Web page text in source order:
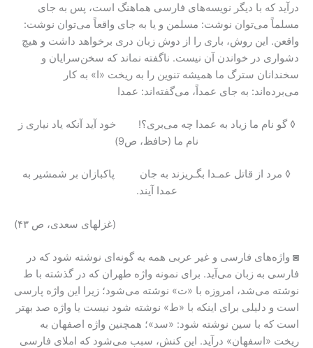
درآید که با دیگر نویسه‌های فارسی هماهنگ است، پس به جای
مسلماً می‌توان نوشت: مسلمن و یا به جای واقعاً می‌توان نوشت:
واقعن. این روش، باری را از دوش زبان دری برخواهد داشت و هیچ
دشواری در خواندن آن نیست. ناگفته نماند که سخن‌سرایان و
سخندانان سترگ ما همیشه تنوین را به ریخت «ا» به کار
می‌برده‌اند: به جای عمداً، می‌گفته‌اند: عمدا
◊ گو نام ما زیاد به عمدا چه می‌بری؟! خود آید آنکه یاد نیاری ز
نام ما (حافظ، ص9)
◊ مرد از قاتل عمـدا بگـریزند به جان پاکبازان بر شمشیر به
عمدا آیند.
(غزلهای سعدی، ص ۴۳)
◙ واژه‌های فارسی و غیر عربی همه به گونه‌ای نوشته شود که در
فارسی به زبان می‌آید. برای نمونه واژه طهران که در گذشته با ط
نوشته می‌شد، امروزه با «ت» نوشته می‌شود؛ زیرا این واژه پارسی
است و دلیلی برای اینکه با «ط» نوشته شود نیست یا واژه صد بهتر
است که با سین نوشته شود: «سد»؛ همچنین واژه اصفهان به
ریخت «اسفهان» درآید. این کنش، سبب می‌شود که املای فارسی